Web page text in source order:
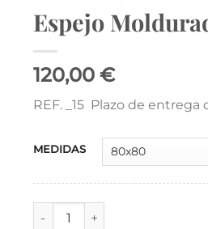
Espejo
120,00 €
REF. _15 Plazo de entrega
MEDIDAS
Espejo Moldurado cantidad